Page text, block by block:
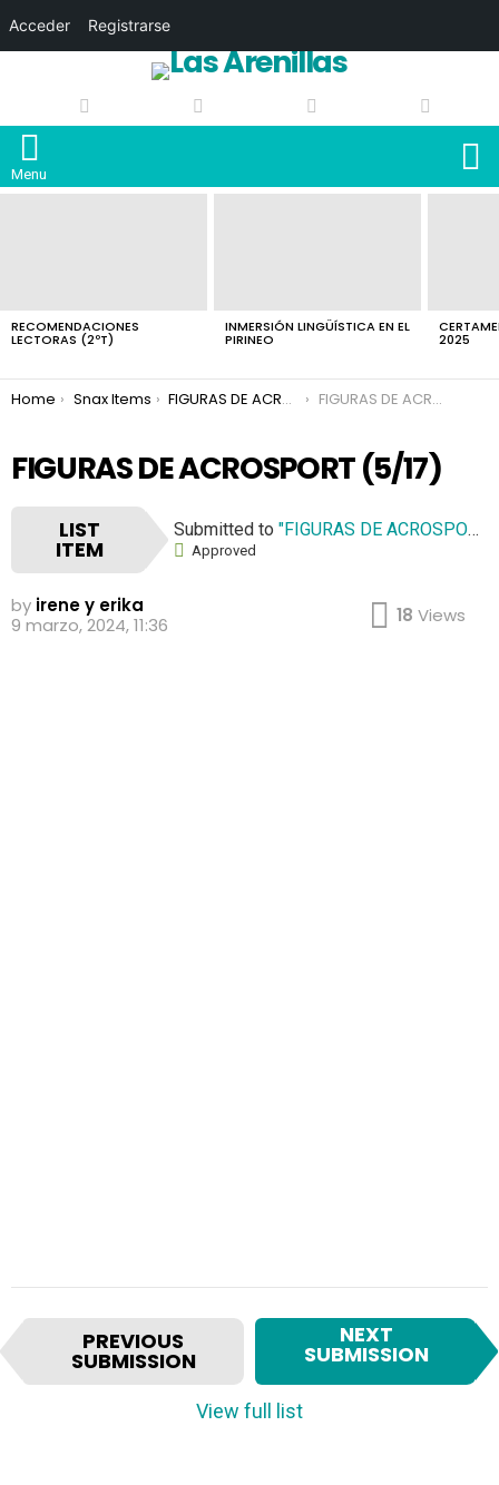
Menu
RECOMENDACIONES
LECTORAS (2ºT)
INMERSIÓN LINGÜÍSTICA EN EL
PIRINEO 2025
You are here:
Home Snax Items FIGURAS DE ACROSPORT FIGURAS DE ACROSPORT
FIGURAS DE ACROSPORT (5/17)
LIST
ITEM
Submitted to"FIGURAS DE ACROSPORT"
Approved
by irene y erika
9 marzo, 2024, 11:36
18 Views
I
e
PREVIOUS
SUBMISSION
NEXT
SUBMISSION
View full list
Acceder Registrarse